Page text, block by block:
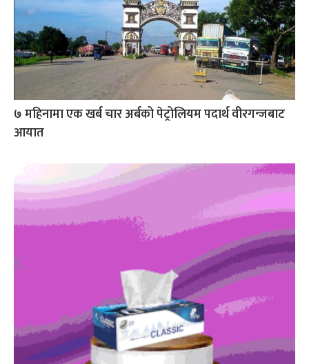
७ महिनामा एक खर्ब चार अर्बको पेट्रोलियम पदार्थ वीरगन्जबाट
आयात